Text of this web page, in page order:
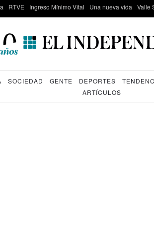
RTVE Ingreso Mínimo Vital Una nueva vida Valle
SOCIEDAD GENTE DEPORTES
ARTÍCULOS